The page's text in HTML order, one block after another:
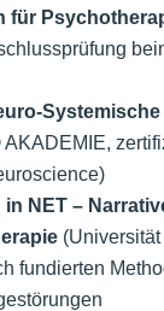
für
Systemische
NET –
fundierten